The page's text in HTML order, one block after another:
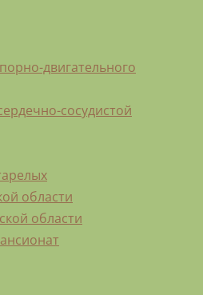
двигательного
сосудистой
области
области